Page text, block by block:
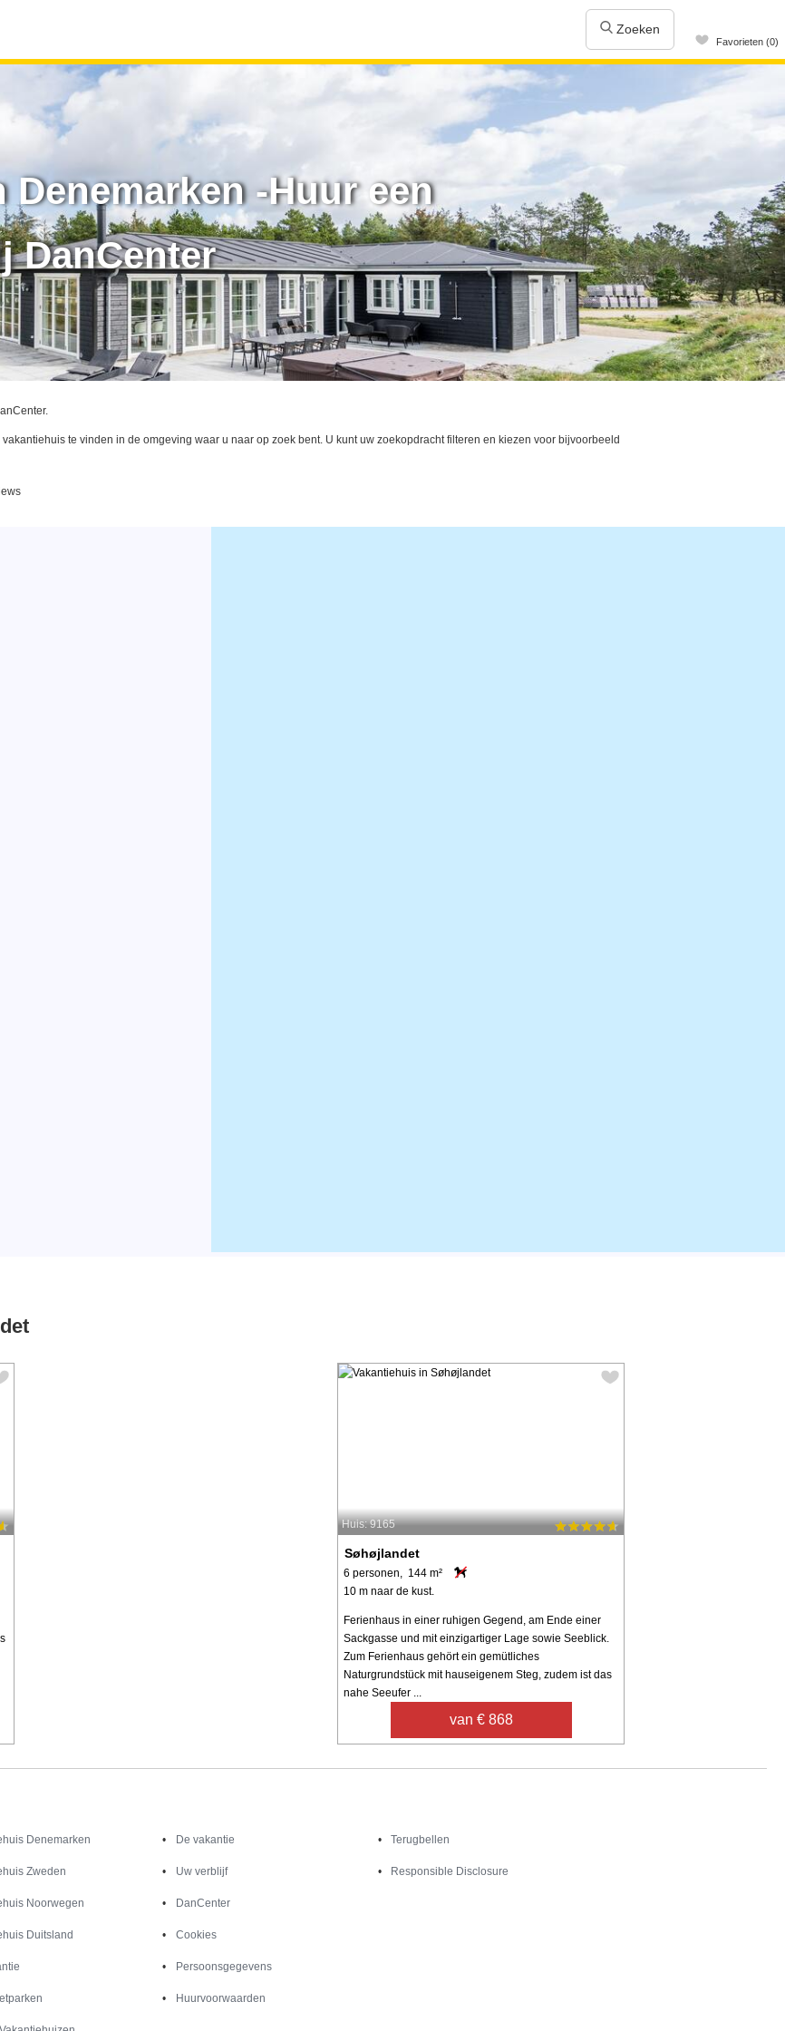
Zoeken
Favorieten (0)
Denemarken -Huur een
DanCenter
te vinden in de omgeving waar u naar op zoek bent. U kunt uw zoekopdracht filteren en kiezen voor bijvoorbeeld
Huis: 9165
Søhøjlandet
6 personen, 144 m²
10 m naar de kust.
Ferienhaus in einer ruhigen Gegend, am Ende einer
Sackgasse und mit einzigartiger Lage sowie Seeblick.
Zum Ferienhaus gehört ein gemütliches
Naturgrundstück mit hauseigenem Steg, zudem ist das
nahe Seeufer ...
van € 868
Denemarken
Zweden
Noorwegen
Duitsland
De vakantie
Uw verblijf
DanCenter
Cookies
Persoonsgegevens
Huurvoorwaarden
Terugbellen
Responsible Disclosure